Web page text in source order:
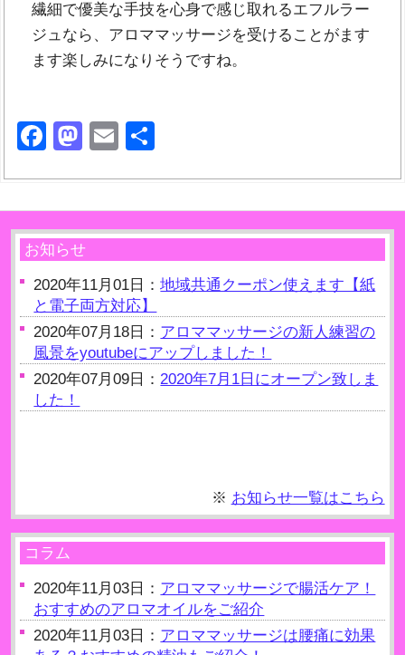
繊細で優美な手技を心身で感じ取れるエフルラー
ジュなら、アロママッサージを受けることがます
ます楽しみになりそうですね。
Facebook
Mastodon
Email
お知らせ
2020年11月01日：地域共通クーポン使えます【紙
と電子両方対応】
2020年07月18日： アロママッサージの新人練習の
風景をyoutubeにアップしました！
2020年07月09日：2020年7月1日にオープン致しま
した！
※ お知らせ一覧はこちら
コラム
2020年11月03日： アロママッサージで腸活ケア！
おすすめのアロマオイルをご紹介
2020年11月03日： アロママッサージは腰痛に効果